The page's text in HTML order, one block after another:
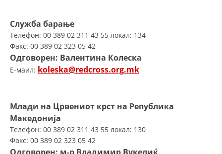
Служба барање
Телефон: 00 389 02 311 43 55 локал: 134
Факс: 00 389 02 323 05 42
Одговорен: Валентина Колеска
E-маил: koleska@redcross.org.mk
Млади на Црвениот крст на Република
Македонија
Телефон: 00 389 02 311 43 55 локал: 130
Факс: 00 389 02 323 05 42